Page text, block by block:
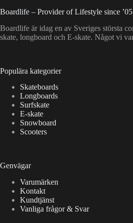
Boardlife – Provider of Lifestyle since ’05
Boardlife är idag en av Sveriges största
skate, longboard och E-skate. Något vi
Populära kategorier
Skateboards
Longboards
Surfskate
E-skate
Snowboard
Scooters
Genvägar
Varumärken
Kontakt
Kundtjänst
Vanliga frågor & Svar